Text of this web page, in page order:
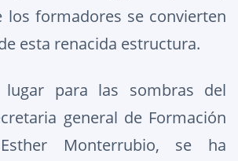
los formadores se convierten
esta renacida estructura.
para las sombras del
general de Formación
Monterrubio, se ha